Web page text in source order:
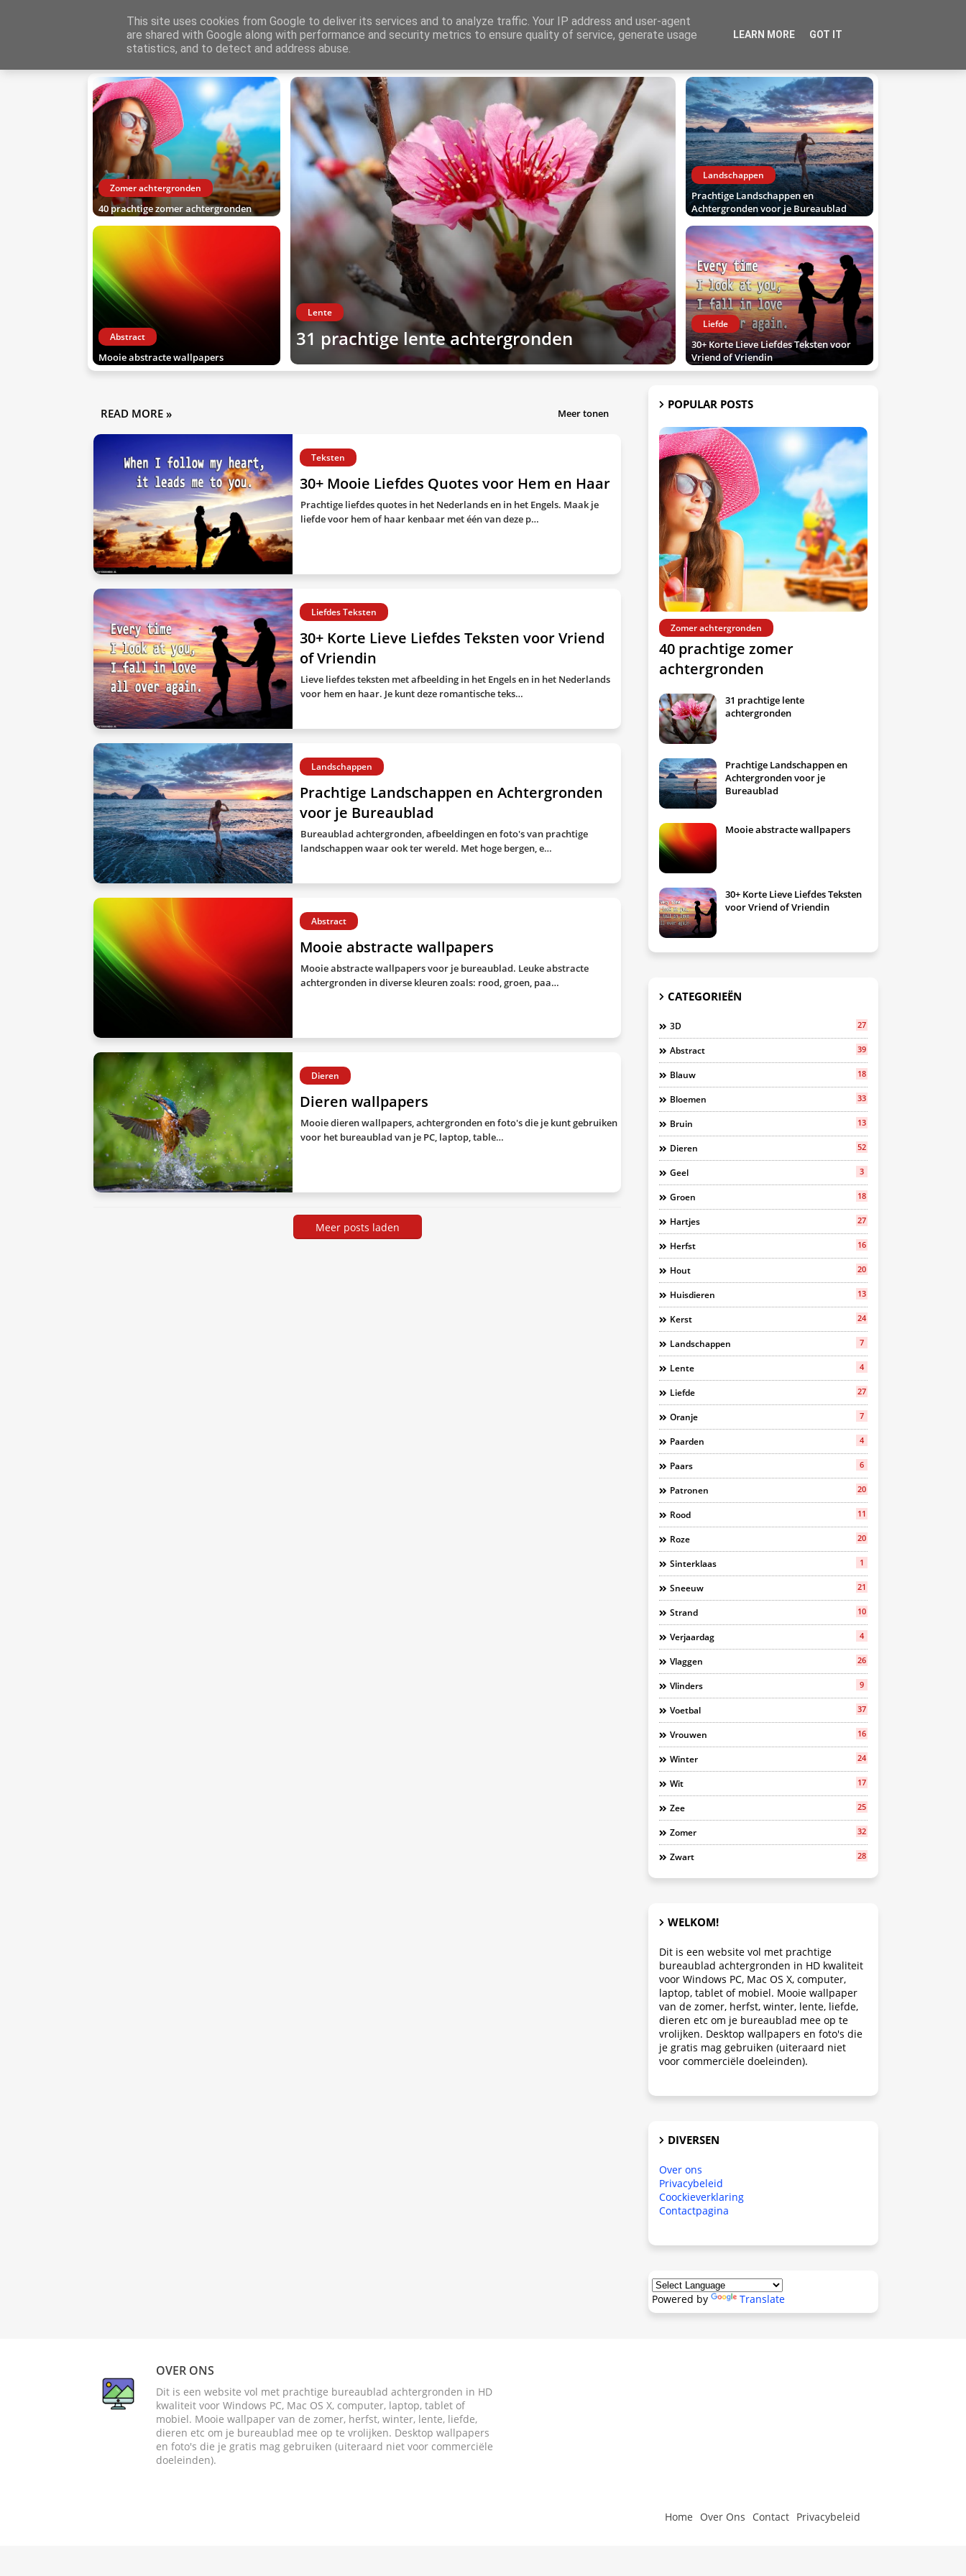
Over Ons Contact Privacybeleid Cookieverklaring
Mooie Achtergronden Home Dieren
Zomer achtergronden
40 prachtige zomer achtergronden
Lente
31 prachtige lente achtergronden
Landschappen
Prachtige Landschappen en
Achtergronden voor je Bureaublad
Abstract
Mooie abstracte wallpapers
Liefde
30+ Korte Lieve Liefdes Teksten voor
Vriend of Vriendin
READ MORE » Meer tonen
Teksten
30+ Mooie Liefdes Quotes voor Hem en Haar
Prachtige liefdes quotes in het Nederlands en in het Engels. Maak je
liefde voor hem of haar kenbaar met één van deze p…
Liefdes Teksten
30+ Korte Lieve Liefdes Teksten voor Vriend
of Vriendin
Lieve liefdes teksten met afbeelding in het Engels en in het Nederlands
voor hem en haar. Je kunt deze romantische teks…
Landschappen
Prachtige Landschappen en Achtergronden
voor je Bureaublad
Bureaublad achtergronden, afbeeldingen en foto's van prachtige
landschappen waar ook ter wereld. Met hoge bergen, e…
Abstract
Mooie abstracte wallpapers
Mooie abstracte wallpapers voor je bureaublad. Leuke abstracte
achtergronden in diverse kleuren zoals: rood, groen, paa…
Dieren
Dieren wallpapers
Mooie dieren wallpapers, achtergronden en foto's die je kunt gebruiken
voor het bureaublad van je PC, laptop, table…
Meer posts laden
POPULAR POSTS
Zomer achtergronden
40 prachtige zomer
achtergronden
31 prachtige lente
achtergronden
Prachtige Landschappen en
Achtergronden voor je
Bureaublad
Mooie abstracte wallpapers
30+ Korte Lieve Liefdes Teksten
voor Vriend of Vriendin
CATEGORIEËN
3D 27
Abstract 39
Blauw 18
Bloemen 33
Bruin 13
Dieren 52
Geel 3
Groen 18
Hartjes 27
Herfst 16
Hout 20
Huisdieren 13
Kerst 24
Landschappen 7
Lente 4
Liefde 27
Oranje 7
Paarden 4
Paars 6
Patronen 20
Rood 11
Roze 20
Sinterklaas 1
Sneeuw 21
Strand 10
Verjaardag 4
Vlaggen 26
Vlinders 9
Voetbal 37
Vrouwen 16
Winter 24
Wit 17
Zee 25
Zomer 32
Zwart 28
WELKOM!
Dit is een website vol met prachtige
bureaublad achtergronden in HD kwaliteit
voor Windows PC, Mac OS X, computer,
laptop, tablet of mobiel. Mooie wallpaper
van de zomer, herfst, winter, lente, liefde,
dieren etc om je bureaublad mee op te
vrolijken. Desktop wallpapers en foto's die
je gratis mag gebruiken (uiteraard niet
voor commerciële doeleinden).
DIVERSEN
Over ons
Privacybeleid
Coockieverklaring
Contactpagina
Powered by Translate
OVER ONS
Dit is een website vol met prachtige bureaublad achtergronden in HD
kwaliteit voor Windows PC, Mac OS X, computer, laptop, tablet of
mobiel. Mooie wallpaper van de zomer, herfst, winter, lente, liefde,
dieren etc om je bureaublad mee op te vrolijken. Desktop wallpapers
en foto's die je gratis mag gebruiken (uiteraard niet voor commerciële
doeleinden).
Home Over Ons Contact Privacybeleid
This site uses cookies from Google to deliver its services and to analyze traffic. Your IP address and user-agent
are shared with Google along with performance and security metrics to ensure quality of service, generate usage
statistics, and to detect and address abuse.
LEARN MORE GOT IT